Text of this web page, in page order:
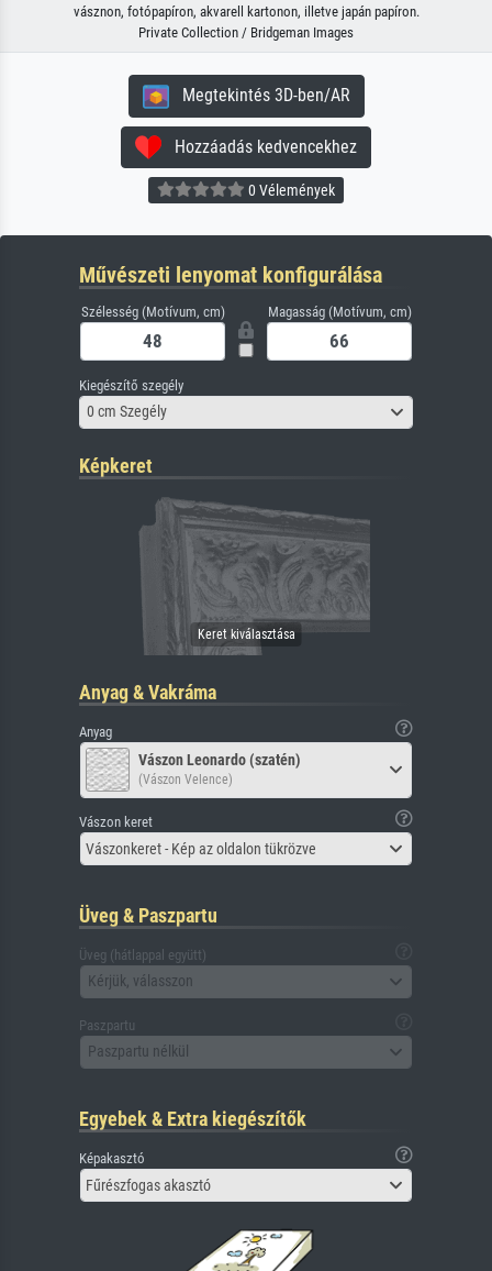
vásznon, fotópapíron, akvarell kartonon, illetve japán papíron.
Private Collection / Bridgeman Images
Megtekintés 3D-ben/AR
Hozzáadás kedvencekhez
0 Vélemények
Művészeti lenyomat konfigurálása
Szélesség (Motívum, cm) Magasság (Motívum, cm)
Kiegészítő szegély
0 cm Szegély
Képkeret
Anyag & Vakráma
Anyag
Vászon Leonardo (szatén)
(Vászon Velence)
Vászon keret
Vászonkeret - Kép az oldalon tükrözve
Üveg & Paszpartu
Üveg (hátlappal együtt)
Kérjük, válasszon
Paszpartu
Paszpartu nélkül
Egyebek & Extra kiegészítők
Képakasztó
Fűrészfogas akasztó